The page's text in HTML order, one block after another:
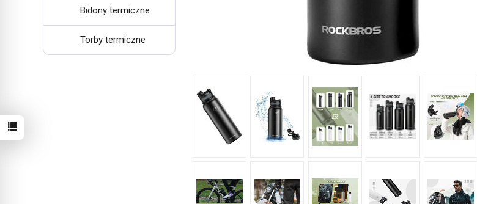
Bidony termiczne
Torby termiczne